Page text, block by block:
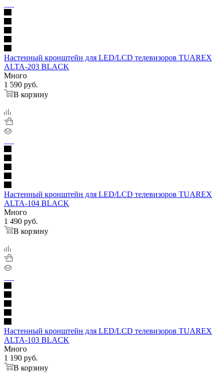
Настенный кронштейн для LED/LCD телевизоров TUAREX
ALTA-203 BLACK
Много
1 590 руб.
В корзину
Настенный кронштейн для LED/LCD телевизоров TUAREX
ALTA-104 BLACK
Много
1 490 руб.
В корзину
Настенный кронштейн для LED/LCD телевизоров TUAREX
ALTA-103 BLACK
Много
1 190 руб.
В корзину